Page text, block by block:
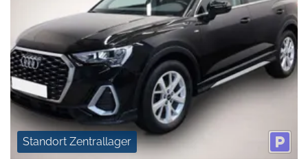
Standort Zentrallager